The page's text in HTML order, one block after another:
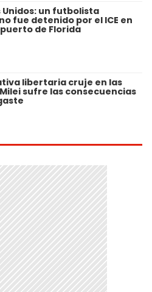
Unidos: un futbolista
fue detenido por el ICE en
de Florida
libertaria cruje en las
sufre las consecuencias